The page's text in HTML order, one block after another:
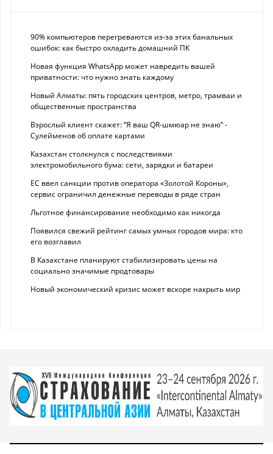
90% компьютеров перегреваются из-за этих банальных
ошибок: как быстро охладить домашний ПК
Новая функция WhatsApp может навредить вашей
приватности: что нужно знать каждому
Новый Алматы: пять городских центров, метро, трамваи и
общественные пространства
Взрослый клиент скажет: “Я ваш QR-шмюар не знаю“ -
Сулейменов об оплате картами
Казахстан столкнулся с последствиями
электромобильного бума: сети, зарядки и батареи
ЕС ввел санкции против оператора «Золотой Короны»,
сервис ограничил денежные переводы в ряде стран
Льготное финансирование необходимо как никогда
Появился свежий рейтинг самых умных городов мира: кто
его возглавил
В Казахстане планируют стабилизировать цены на
социально значимые продтовары
Новый экономический кризис может вскоре накрыть мир